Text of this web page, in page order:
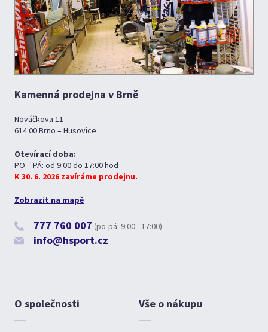
Kamenná prodejna v Brně
Nováčkova 11
614 00 Brno – Husovice
Otevírací doba:
PO – PÁ: od 9:00 do 17:00 hod
K 30. 6. 2026 zavíráme prodejnu.
Zobrazit na mapě
777 760 007 (po-pá: 9:00 - 17:00)
info@hsport.cz
O společnosti Vše o nákupu